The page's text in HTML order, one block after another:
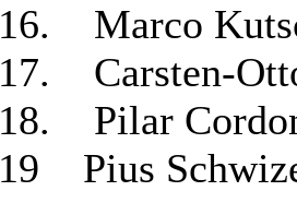
16. Marco
17.
18. Pilar
19 Pius